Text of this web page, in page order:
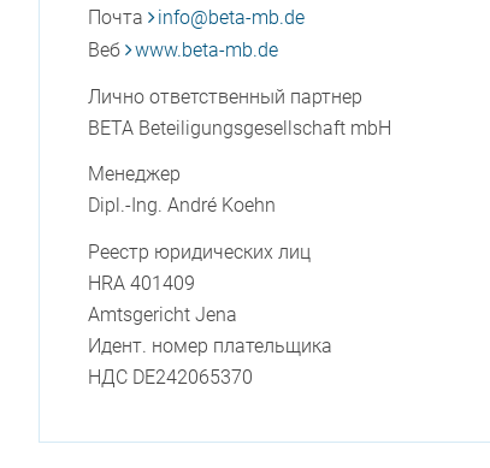
Почта
info@beta-mb.de
Веб
www.beta-mb.de
Лично ответственный партнер
BETA Beteiligungsgesellschaft mbH
Менеджер
Dipl.-Ing. André Koehn
Реестр юридических лиц
HRA 401409
Amtsgericht Jena
Идент. номер плательщика
НДС DE242065370